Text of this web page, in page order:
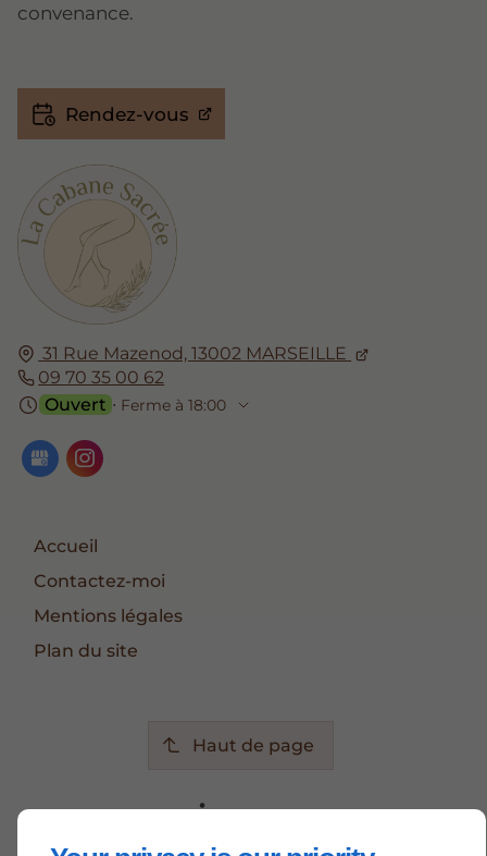
31 Rue Mazenod,13002 MARSEILLE
09 70 35 00 62
Ouvert ⋅ Ferme à 18:00
Accueil
Contactez-moi
Mentions légales
Plan du site
convenance.
Rendez-vous
Haut de page